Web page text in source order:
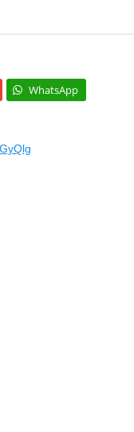
WhatsApp